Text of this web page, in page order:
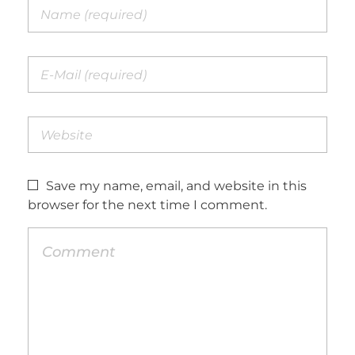
Save my name, email, and website in this
browser for the next time I comment.